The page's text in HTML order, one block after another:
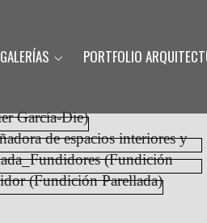
GALERÍAS PORTFOLIO